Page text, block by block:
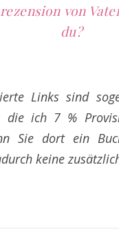
von
du?
Links sind
die ich 7 %
Sie dort ein
keine